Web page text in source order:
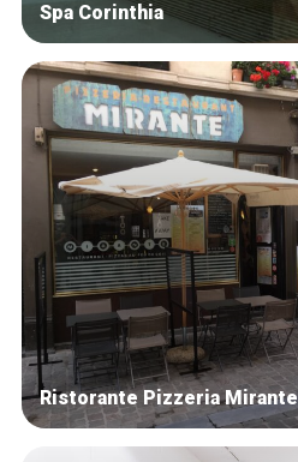
Spa Corinthia
Ristorante Pizzeria Mirante